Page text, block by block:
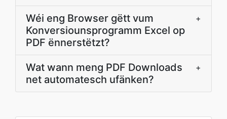
Wéi eng Browser gëtt vum
Konversiounsprogramm Excel op
PDF ënnerstëtzt?
+
Wat wann meng PDF Downloads
net automatesch ufänken?
+